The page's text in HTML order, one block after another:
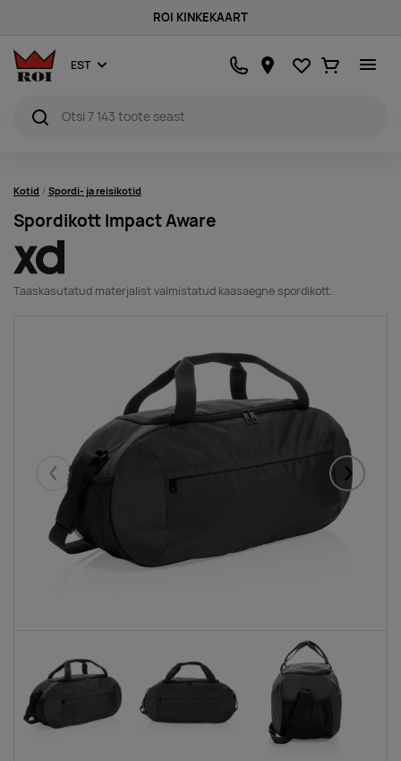
ROI KINKEKAART
EST Lemmikud
Ostukorv
Kotid Spordi- ja reisikotid
Spordikott Impact Aware
Taaskasutatud materjalist valmistatud kaasaegne spordikott.
Eelmised